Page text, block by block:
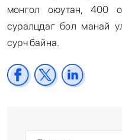
монгол оюутан, 400
суралцдаг бол манай
сурч байна.